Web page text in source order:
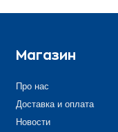
Магазин
Про нас
Доставка и оплата
Новости